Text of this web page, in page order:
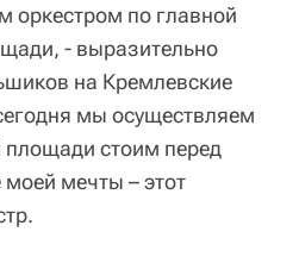
оркестром по главной
- выразительно
на Кремлевские
мы осуществляем
площади стоим перед
мечты – этот